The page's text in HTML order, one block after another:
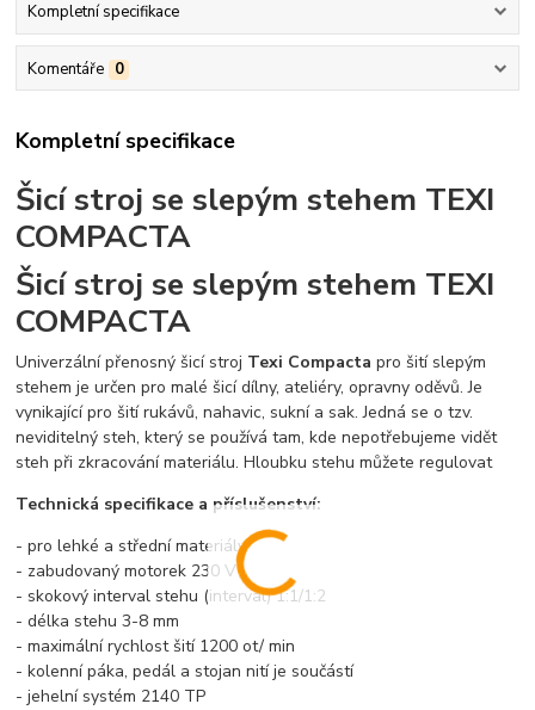
Kompletní specifikace
Komentáře 0
Kompletní specifikace
Šicí stroj se slepým stehem TEXI
COMPACTA
Šicí stroj se slepým stehem TEXI
COMPACTA
Univerzální přenosný šicí stroj Texi Compacta pro šití slepým
stehem je určen pro malé šicí dílny, ateliéry, opravny oděvů. Je
vynikající pro šití rukávů, nahavic, sukní a sak. Jedná se o tzv.
neviditelný steh, který se používá tam, kde nepotřebujeme vidět
steh při zkracování materiálu. Hloubku stehu můžete regulovat
Technická specifikace a příslušenství:
- pro lehké a střední materiály
- zabudovaný motorek 230 V
- skokový interval stehu (interval) 1:1/1:2
- délka stehu 3-8 mm
- maximální rychlost šití 1200 ot/ min
- kolenní páka, pedál a stojan nití je součástí
- jehelní systém 2140 TP